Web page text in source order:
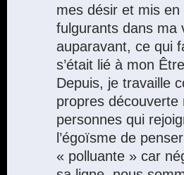
mes désir et mis
fulgurants dans ma
auparavant, ce qui
s’était lié à mon
Depuis, je travaille
propres découverte
personnes qui
l’égoïsme de
« polluante » car